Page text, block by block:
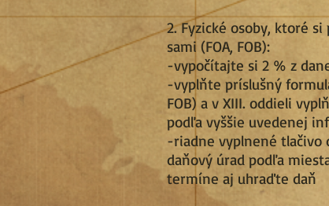
2. Fyzické osoby, ktoré
sami (FOA, FOB):
-vypočítajte si 2 % z
-vyplňte príslušný
FOB) a v XIII. oddieli
podľa vyššie uvedenej
-riadne vyplnené tlačivo
daňový úrad podľa
termíne aj uhraďte daň